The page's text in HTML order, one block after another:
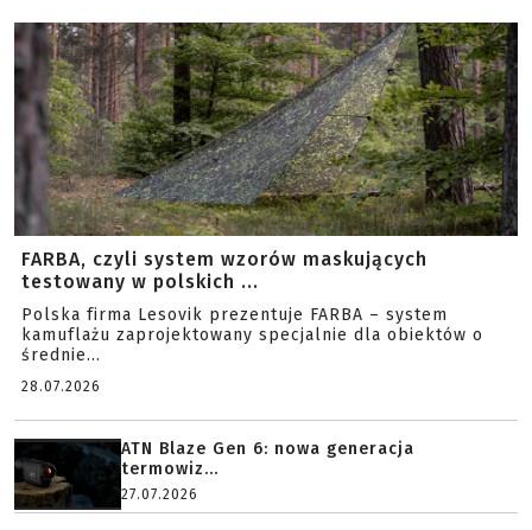
FARBA, czyli system wzorów maskujących
testowany w polskich ...
Polska firma Lesovik prezentuje FARBA – system
kamuflażu zaprojektowany specjalnie dla obiektów o
średnie...
28.07.2026
ATN Blaze Gen 6: nowa generacja
termowiz...
27.07.2026